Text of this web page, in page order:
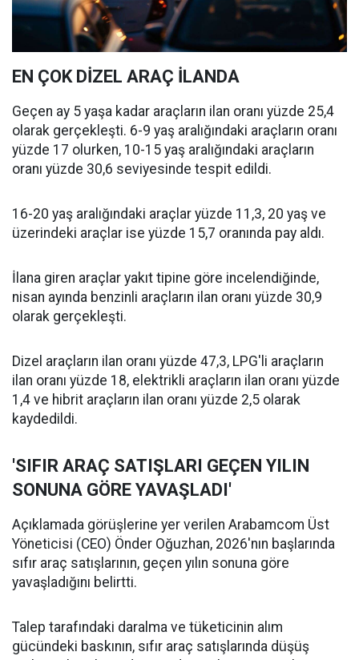
EN ÇOK DİZEL ARAÇ İLANDA
Geçen ay 5 yaşa kadar araçların ilan oranı yüzde 25,4
olarak gerçekleşti. 6-9 yaş aralığındaki araçların oranı
yüzde 17 olurken, 10-15 yaş aralığındaki araçların
oranı yüzde 30,6 seviyesinde tespit edildi.
16-20 yaş aralığındaki araçlar yüzde 11,3, 20 yaş ve
üzerindeki araçlar ise yüzde 15,7 oranında pay aldı.
İlana giren araçlar yakıt tipine göre incelendiğinde,
nisan ayında benzinli araçların ilan oranı yüzde 30,9
olarak gerçekleşti.
Dizel araçların ilan oranı yüzde 47,3, LPG'li araçların
ilan oranı yüzde 18, elektrikli araçların ilan oranı yüzde
1,4 ve hibrit araçların ilan oranı yüzde 2,5 olarak
kaydedildi.
'SIFIR ARAÇ SATIŞLARI GEÇEN YILIN
SONUNA GÖRE YAVAŞLADI'
Açıklamada görüşlerine yer verilen Arabamcom Üst
Yöneticisi (CEO) Önder Oğuzhan, 2026'nın başlarında
sıfır araç satışlarının, geçen yılın sonuna göre
yavaşladığını belirtti.
Talep tarafındaki daralma ve tüketicinin alım
gücündeki baskının, sıfır araç satışlarında düşüş